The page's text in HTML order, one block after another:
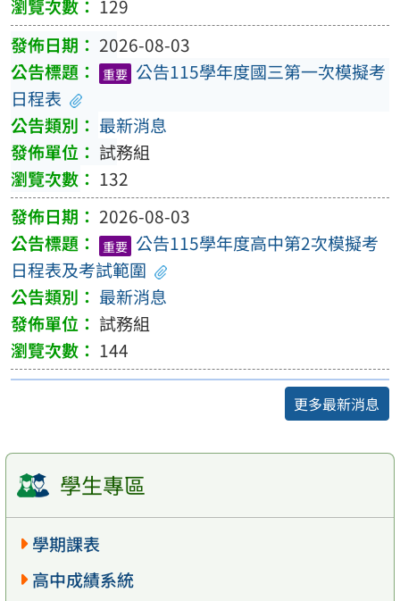
129
2026-08-03
重要 公告115學年度國三第一次模擬考
日程表
最新消息
試務組
132
2026-08-03
重要 公告115學年度高中第2次模擬考
日程表及考試範圍
最新消息
試務組
144
更多最新消息
學生專區
學期課表
高中成績系統